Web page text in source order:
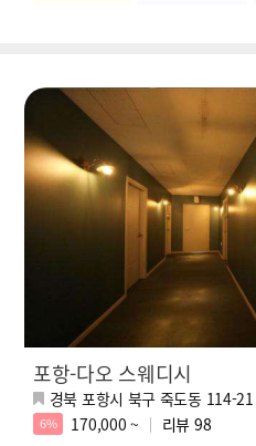
포항-다오 스웨디시
경북 포항시 북구 죽도동 114-21
6% 170,000 ~ 리뷰 98